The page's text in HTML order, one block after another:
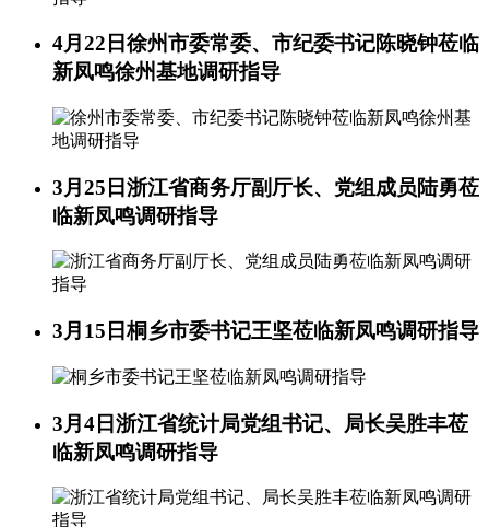
4月22日徐州市委常委、市纪委书记陈晓钟莅临
新凤鸣徐州基地调研指导
3月25日浙江省商务厅副厅长、党组成员陆勇莅
临新凤鸣调研指导
3月15日桐乡市委书记王坚莅临新凤鸣调研指导
3月4日浙江省统计局党组书记、局长吴胜丰莅
临新凤鸣调研指导